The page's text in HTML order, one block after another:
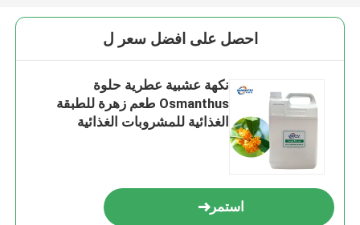
احصل على افضل سعر ل
نكهة عشبية عطرية حلوة
Osmanthus طعم زهرة للطبقة
الغذائية للمشروبات الغذائية
استمر